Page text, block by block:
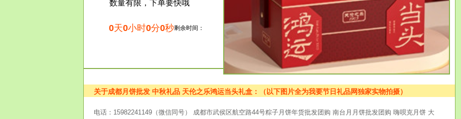
数量有限，下单要快哦
剩余时间：
0天0小时0分0秒
关于成都月饼批发 中秋礼品 天伦之乐鸿运当头礼盒：（以下图片全为我要节日礼品网独家实物拍摄）
电话：15982241149（微信同号） 成都市武侯区航空路44号粽子月饼年货批发团购 南台月月饼批发团购 嗨呗克月饼 大